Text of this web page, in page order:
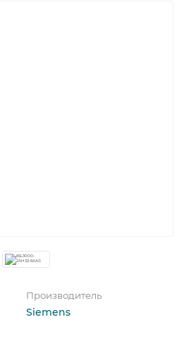
Производитель
Siemens